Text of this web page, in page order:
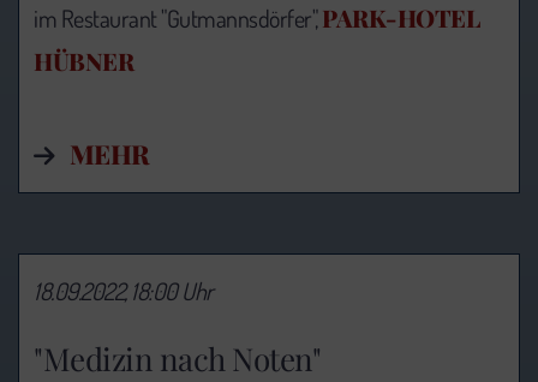
im Restaurant "Gutmannsdörfer",PARK-HOTEL
HÜBNER
MEHR
"Medizin nach Noten"
18.09.2022, 18:00 Uhr